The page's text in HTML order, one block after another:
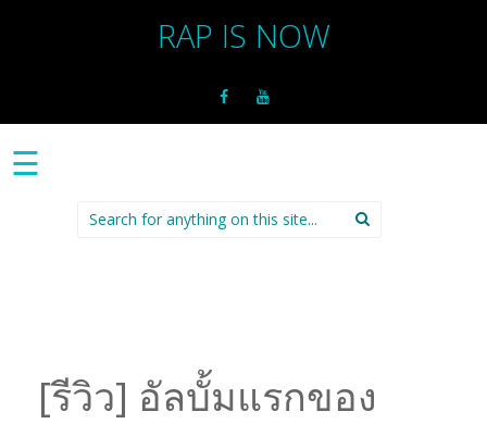
RAP IS NOW
☰
Search
for:
[รีวิว] อัลบั้มแรกของ